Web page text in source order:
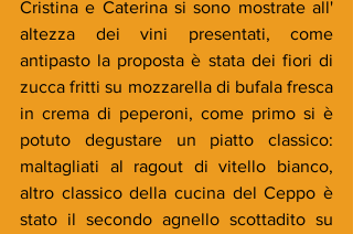
Cristina e Caterina si sono mostrate all'
altezza dei vini presentati, come
antipasto la proposta è stata dei fiori di
zucca fritti su mozzarella di bufala fresca
in crema di peperoni, come primo si è
potuto degustare un piatto classico:
maltagliati al ragout di vitello bianco,
altro classico della cucina del Ceppo è
stato il secondo agnello scottadito su